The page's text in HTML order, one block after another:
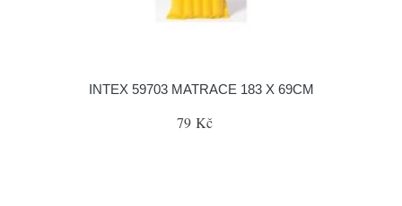
INTEX 59703 MATRACE 183 X 69CM
79 Kč